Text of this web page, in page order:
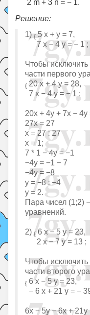
2 m + 3 n = − 1.
Решение:
1){5 x + y = 7,
7 x − 4 y = − 1 ;
Чтобы
части первого
{ 20 x + 4 y = 28,
7 x − 4 y = − 1 ;
20x + 4y + 7x − 4y
27x = 27
x = 27 : 27
x = 1;
7 * 1 − 4y = −1
−4y = −1 − 7
−4y = −8
y = −8 : −4
y = 2.
Пара чисел (1;2)
уравнений.
2){6 x − 5 y = 23,
2 x − 7 y = 13 ;
Чтобы
части второго
{ 6 x − 5 y = 23,
− 6 x + 21 y = −
6x − 5y − 6x + 21y